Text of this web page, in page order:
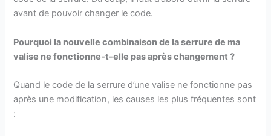
avant de pouvoir changer le code.
Pourquoi la nouvelle combinaison de la serrure de ma
valise ne fonctionne-t-elle pas après changement ?
Quand le code de la serrure d’une valise ne fonctionne pas
après une modification, les causes les plus fréquentes sont
: